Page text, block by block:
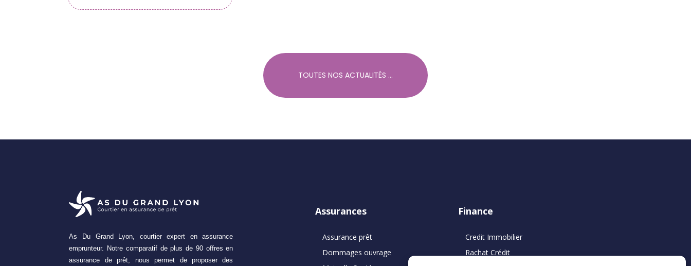
TOUTES NOS ACTUALITÉS ...
As Du Grand Lyon, courtier expert en assurance
emprunteur. Notre comparatif de plus de 90 offres en
assurance de prêt, nous permet de proposer des
Assurances
Assurance prêt
Dommages ouvrage
Finance
Credit Immobilier
Rachat Crédit